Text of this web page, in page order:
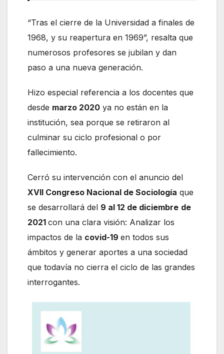
“Tras el cierre de la Universidad a finales de
1968, y su reapertura en 1969”, resalta que
numerosos profesores se jubilan y dan
paso a una nueva generación.
Hizo especial referencia a los docentes que
desde marzo 2020 ya no están en la
institución, sea porque se retiraron al
culminar su ciclo profesional o por
fallecimiento.
Cerró su intervención con el anuncio del
XVII Congreso Nacional de Sociología que
se desarrollará del 9 al 12 de diciembre de
2021 con una clara visión: Analizar los
impactos de la covid-19 en todos sus
ámbitos y generar aportes a una sociedad
que todavía no cierra el ciclo de las grandes
interrogantes.